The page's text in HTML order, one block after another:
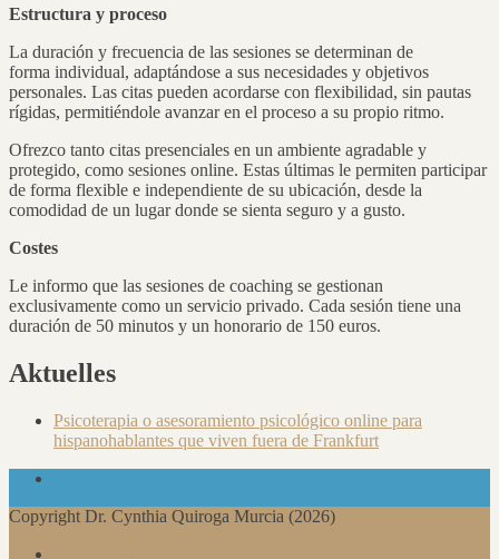
Estructura y proceso
La duración y frecuencia de las sesiones se determinan de
forma individual, adaptándose a sus necesidades y objetivos
personales. Las citas pueden acordarse con flexibilidad, sin pautas
rígidas, permitiéndole avanzar en el proceso a su propio ritmo.
Ofrezco tanto citas presenciales en un ambiente agradable y
protegido, como sesiones online. Estas últimas le permiten participar
de forma flexible e independiente de su ubicación, desde la
comodidad de un lugar donde se sienta seguro y a gusto.
Costes
Le informo que las sesiones de coaching se gestionan
exclusivamente como un servicio privado. Cada sesión tiene una
duración de 50 minutos y un honorario de 150 euros.
Aktuelles
Psicoterapia o asesoramiento psicológico online para
hispanohablantes que viven fuera de Frankfurt
Copyright Dr. Cynthia Quiroga Murcia (2026)